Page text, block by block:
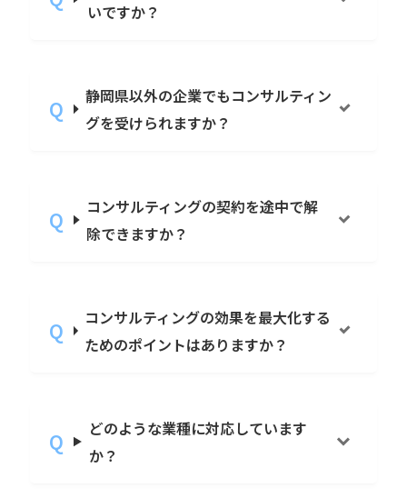
いですか？
静岡県以外の企業でもコンサルティン
グを受けられますか？
コンサルティングの契約を途中で解
除できますか？
コンサルティングの効果を最大化する
ためのポイントはありますか？
どのような業種に対応しています
か？